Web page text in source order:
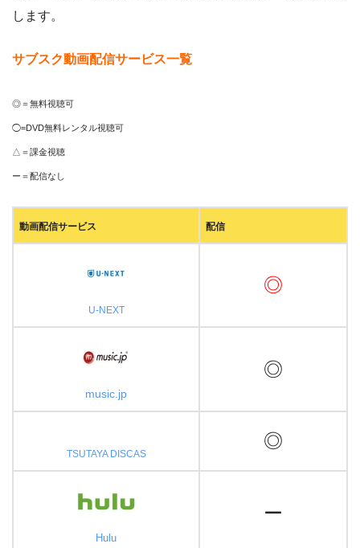
します。
サブスク動画配信サービス一覧
◎＝無料視聴可
◯=DVD無料レンタル視聴可
△＝課金視聴
ー＝配信なし
動画配信サービス 配信
U-NEXT
◎
music.jp
◎
TSUTAYA DISCAS
◎
Hulu
ー